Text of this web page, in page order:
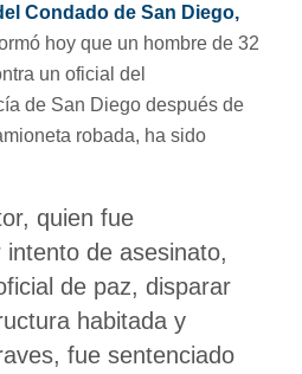
Condado de San Diego,
hoy que un hombre de 32
un oficial del
de San Diego después de
robada, ha sido
quien fue
de asesinato,
de paz, disparar
habitada y
fue sentenciado